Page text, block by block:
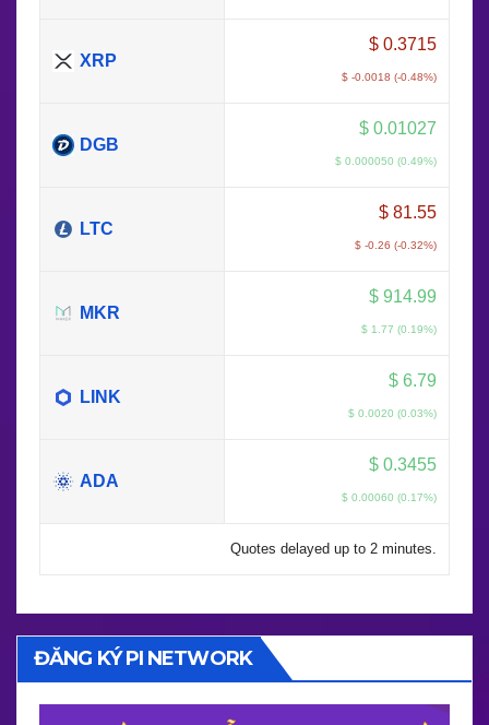
XRP
$0.3715
$ -0.0018 (-0.48%)
DGB
$0.01027
$ 0.000050 (0.49%)
LTC
$81.55
$ -0.26 (-0.32%)
MKR
$914.99
$ 1.77 (0.19%)
LINK
$6.79
$ 0.0020 (0.03%)
ADA
$0.3455
$ 0.00060 (0.17%)
Quotes delayed up to 2 minutes.
ĐĂNG KÝ PI NETWORK